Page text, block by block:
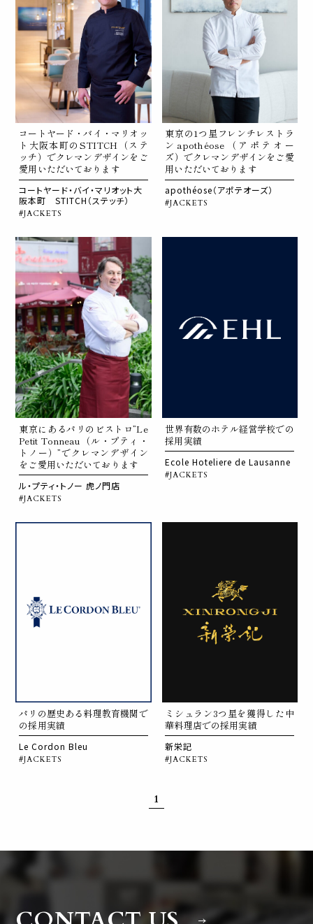
コートヤード・バイ・マリオッ
ト大阪本町のSTITCH（ステ
ッチ）でクレマンデザインをご
愛用いただいております
コートヤード・バイ・マリオット大
阪本町 STITCH（ステッチ）
#JACKETS
東京の1つ星フレンチレストラ
ンapothéose（アポテオー
ズ）でクレマンデザインをご愛
用いただいております
apothéose（アポテオーズ）
#JACKETS
東京にあるパリのビストロ”Le
Petit Tonneau（ル・プティ・
トノー）”でクレマンデザイン
をご愛用いただいております
ル・プティ・トノー 虎ノ門店
#JACKETS
世界有数のホテル経営学校での
採用実績
Ecole Hoteliere de Lausanne
#JACKETS
パリの歴史ある料理教育機関で
の採用実績
Le Cordon Bleu
#JACKETS
ミシュラン3つ星を獲得した中
華料理店での採用実績
新栄記
#JACKETS
1